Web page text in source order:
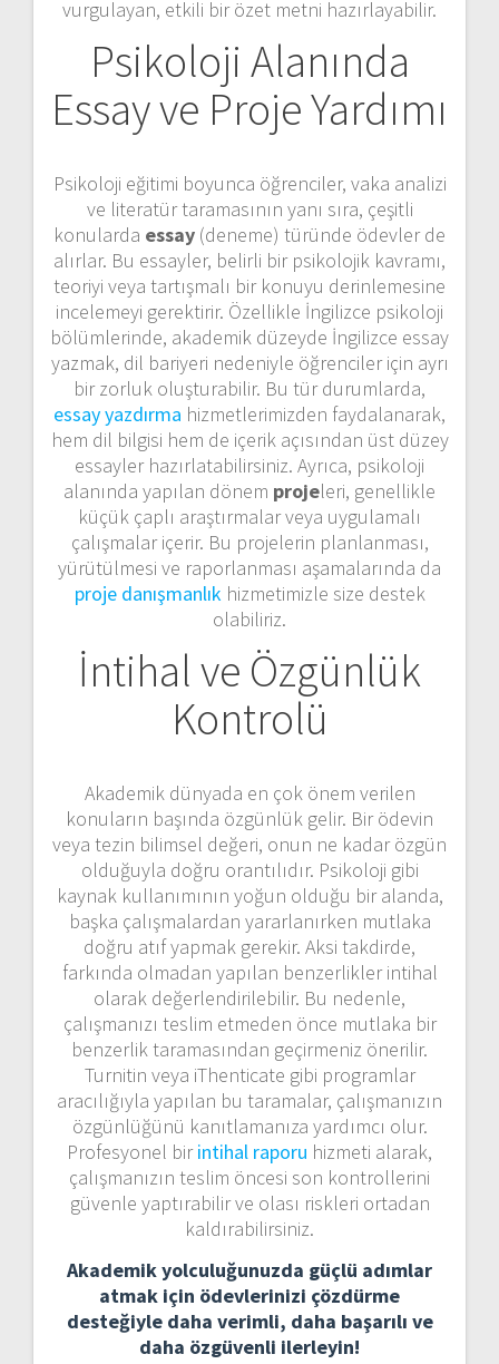
vurgulayan, etkili bir özet metni hazırlayabilir.
Psikoloji Alanında
Essay ve Proje Yardımı
Psikoloji eğitimi boyunca öğrenciler, vaka analizi
ve literatür taramasının yanı sıra, çeşitli
konularda essay (deneme) türünde ödevler de
alırlar. Bu essayler, belirli bir psikolojik kavramı,
teoriyi veya tartışmalı bir konuyu derinlemesine
incelemeyi gerektirir. Özellikle İngilizce psikoloji
bölümlerinde, akademik düzeyde İngilizce essay
yazmak, dil bariyeri nedeniyle öğrenciler için ayrı
bir zorluk oluşturabilir. Bu tür durumlarda,
essay yazdırma hizmetlerimizden faydalanarak,
hem dil bilgisi hem de içerik açısından üst düzey
essayler hazırlatabilirsiniz. Ayrıca, psikoloji
alanında yapılan dönem projeleri, genellikle
küçük çaplı araştırmalar veya uygulamalı
çalışmalar içerir. Bu projelerin planlanması,
yürütülmesi ve raporlanması aşamalarında da
proje danışmanlıkhizmetimizle size destek
olabiliriz.
İntihal ve Özgünlük
Kontrolü
Akademik dünyada en çok önem verilen
konuların başında özgünlük gelir. Bir ödevin
veya tezin bilimsel değeri, onun ne kadar özgün
olduğuyla doğru orantılıdır. Psikoloji gibi
kaynak kullanımının yoğun olduğu bir alanda,
başka çalışmalardan yararlanırken mutlaka
doğru atıf yapmak gerekir. Aksi takdirde,
farkında olmadan yapılan benzerlikler intihal
olarak değerlendirilebilir. Bu nedenle,
çalışmanızı teslim etmeden önce mutlaka bir
benzerlik taramasından geçirmeniz önerilir.
Turnitin veya iThenticate gibi programlar
aracılığıyla yapılan bu taramalar, çalışmanızın
özgünlüğünü kanıtlamanıza yardımcı olur.
Profesyonel birintihal raporu hizmeti alarak,
çalışmanızın teslim öncesi son kontrollerini
güvenle yaptırabilir ve olası riskleri ortadan
kaldırabilirsiniz.
Akademik yolculuğunuzda güçlü adımlar
atmak için ödevlerinizi çözdürme
desteğiyle daha verimli, daha başarılı ve
daha özgüvenli ilerleyin!